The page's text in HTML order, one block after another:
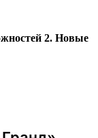
2. Новые